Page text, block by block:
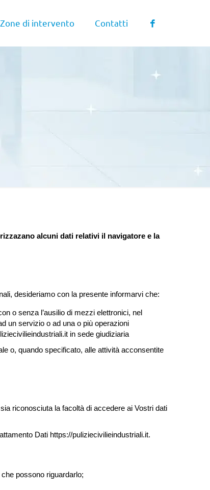
Zone di intervento Contatti
alcuni dati relativi il navigatore e la
desideriamo con la presente informarvi che:
o senza l’ausilio di mezzi elettronici, nel
un servizio o ad una o più operazioni
in sede giudiziaria
o, quando specificato, alle attività acconsentite
riconosciuta la facoltà di accedere ai Vostri dati
Dati https://puliziecivilieindustriali.it.
possono riguardarlo;